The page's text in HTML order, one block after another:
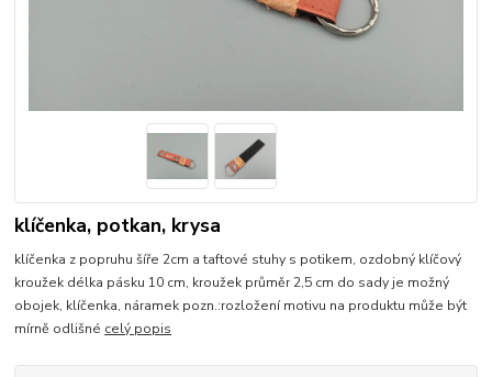
klíčenka, potkan, krysa
klíčenka z popruhu šíře 2cm a taftové stuhy s potikem, ozdobný klíčový
kroužek délka pásku 10 cm, kroužek průměr 2,5 cm do sady je možný
obojek, klíčenka, náramek pozn.:rozložení motivu na produktu může být
mírně odlišné celý popis